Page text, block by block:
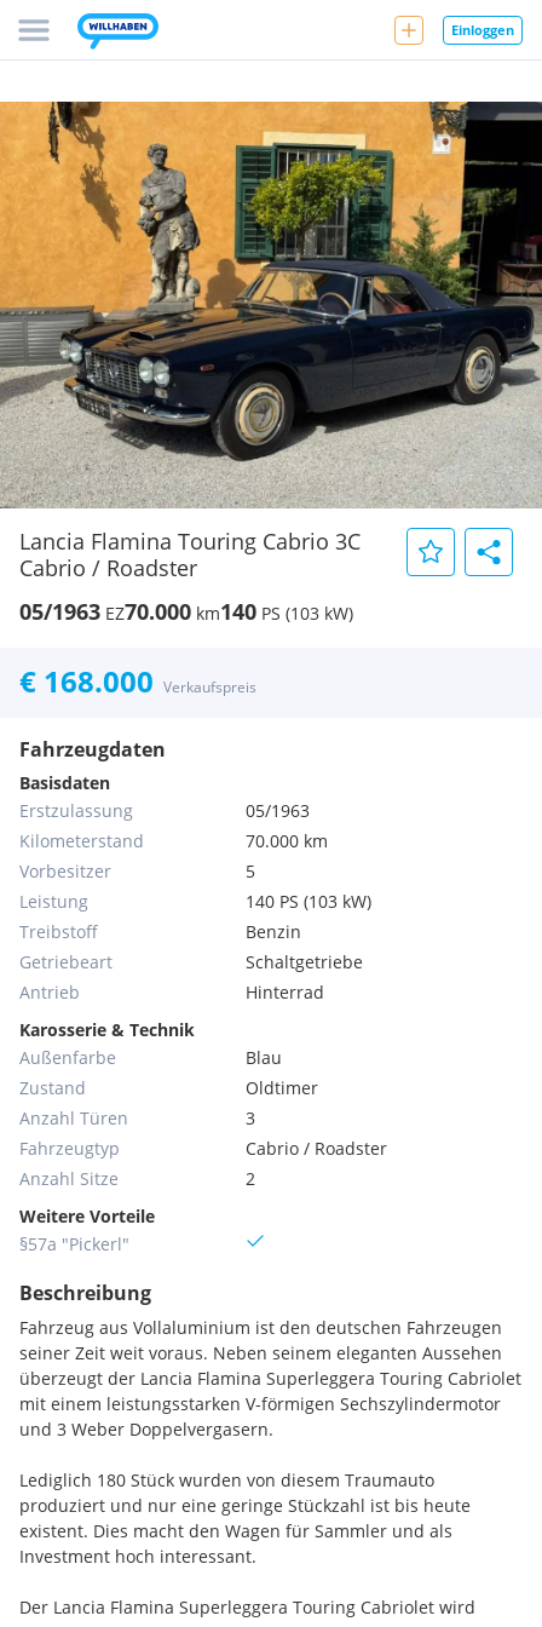
Einloggen
Lancia Flamina Touring Cabrio 3C
Cabrio / Roadster
05/1963 EZ70.000 km140 PS (103 kW)
€ 168.000 Verkaufspreis
Fahrzeugdaten
Basisdaten
Erstzulassung
05/1963
Kilometerstand
70.000 km
Vorbesitzer
5
Leistung
140 PS (103 kW)
Treibstoff
Benzin
Getriebeart
Schaltgetriebe
Antrieb
Hinterrad
Karosserie & Technik
Außenfarbe
Blau
Zustand
Oldtimer
Anzahl Türen
3
Fahrzeugtyp
Cabrio / Roadster
Anzahl Sitze
2
Weitere Vorteile
§57a "Pickerl"
Beschreibung
Fahrzeug aus Vollaluminium ist den deutschen Fahrzeugen
seiner Zeit weit voraus. Neben seinem eleganten Aussehen
überzeugt der Lancia Flamina Superleggera Touring Cabriolet
mit einem leistungsstarken V-förmigen Sechszylindermotor
und 3 Weber Doppelvergasern.
Lediglich 180 Stück wurden von diesem Traumauto
produziert und nur eine geringe Stückzahl ist bis heute
existent. Dies macht den Wagen für Sammler und als
Investment hoch interessant.
Der Lancia Flamina Superleggera Touring Cabriolet wird